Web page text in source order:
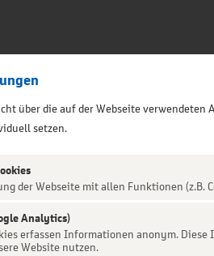
NICHT
über die auf der Webseite
setzen.
der Webseite mit allen Funktionen (z.B.
Analytics)
erfassen Informationen anonym.
Website nutzen.